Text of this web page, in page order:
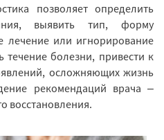
позволяет определить
выявить тип, форму
лечение или игнорирование
течение болезни, привести к
осложняющих жизнь
рекомендаций врача –
восстановления.